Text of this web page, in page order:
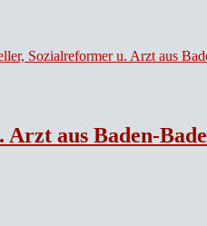
Baden-Baden ;